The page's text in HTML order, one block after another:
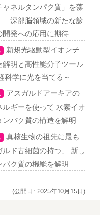
ャネルタンパク質」を藻
深部脳領域の新たな診
開発への応用に期待―
新規光駆動型イオンチ
解明と高性能分子ツール
科学に光を当てる～
アスガルドアーキアの
ルギーを使って 水素イオ
ンパク質の構造を解明
真核生物の祖先に最も
ルド古細菌の持つ、 新し
パク質の機能を解明
(公開日: 2025年10月15日)